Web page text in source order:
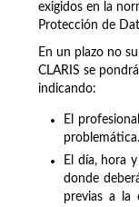
exigidos en la
Protección de
En un plazo no
CLARIS se
indicando:
El
problemática.
El día, hora
donde
previas a la